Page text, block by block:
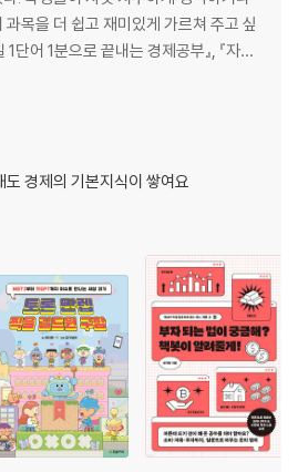
무엇으로부터 나올까?
세상
목을 더 쉽고 재미있게 가르쳐 주고 싶
1단어 1분으로 끝내는 경제공부』, 『자본
걸까?』, 『이 장면, 나만 불편한가요?』,
도는 알아야 하는 최소한의 경제 법칙』
사회교실』
도 경제의 기본지식이 쌓여요